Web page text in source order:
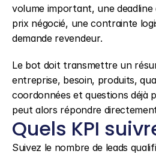
volume important, une
prix négocié, une contrainte
demande revendeur.
Le bot doit transmettre un
entreprise, besoin, produits,
coordonnées et questions déjà
peut alors répondre
Quels KPI
Suivez le nombre de leads